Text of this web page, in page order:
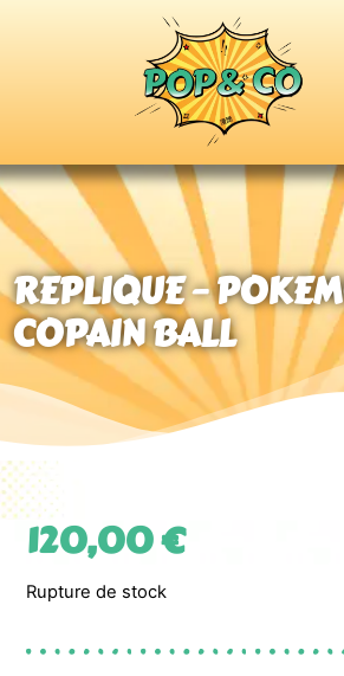
REPLIQUE –
COPAIN BALL
120,00€
Rupture de stock